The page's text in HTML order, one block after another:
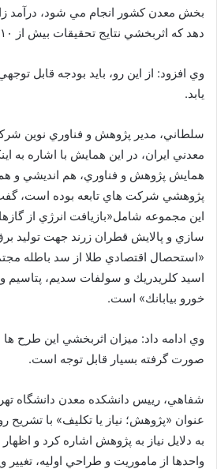
بخش معدن كشور انجام مي شود، درآمد
دهد كه اثربخشي نتايج تحقيقات بيش از ۱۰ برابر درآمد بوده است.
وي افزود: از اين رو، بايد بودجه قابل
يابد.
سلطاني، مدير پژوهش و فناوري نوين
معدني ايران، در اين همايش با اشاره به
همايش پژوهش و فناوري، هم انديشي و
اين مجموعه شامل«بازيافت انرژي از
سازي و پالايش قطران زرند جهت توليد
«استحصال اقتصادي طلا از سد باطله
اسيد كلريدريك و سولفات سديم، پتاسيم
خورو بيابانك» است.
وي ادامه داد: ميزان اثربخشي اين طرح
صورت گرفته بسيار قابل توجه است.
شفاهي، رييس دانشکده معدن دانشگاه
عنوان «پژوهش؛ نياز يا تكليف» با تشريح
به دلايل نياز به پژوهش اشاره كرد و
واحدها از ماموريت و طراحي اوليه، تغيير